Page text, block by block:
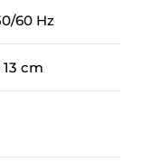
60 Hz
13 cm